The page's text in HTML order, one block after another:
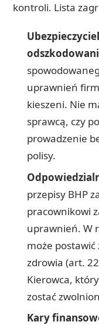
kontroli. Lista
uprawnień
kieszeni. Nie
sprawcą, czy
prowadzenie
polisy.
przepisy BHP
pracownikowi
uprawnień. W
może
zdrowia (art.
Kierowca,
zostać
Kary